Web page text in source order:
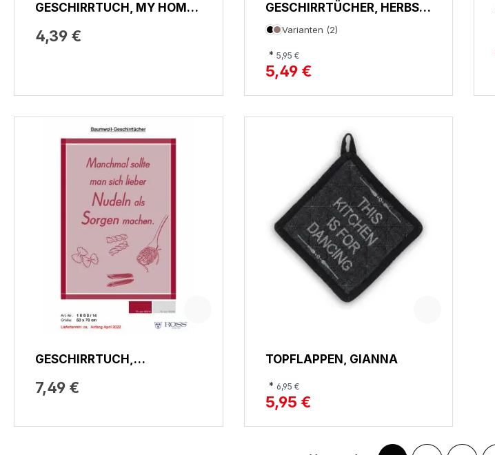
GESCHIRRTUCH, MY HOME
4,39 €
GESCHIRRTÜCHER, HERBS &
MOREVarianten (2)
* 5,95 €
5,49 €
GESCHIRRTUCH,
SICH LIEBER NUDELN ALS
7,49 €
TOPFLAPPEN, GIANNA
* 6,95 €
5,95 €